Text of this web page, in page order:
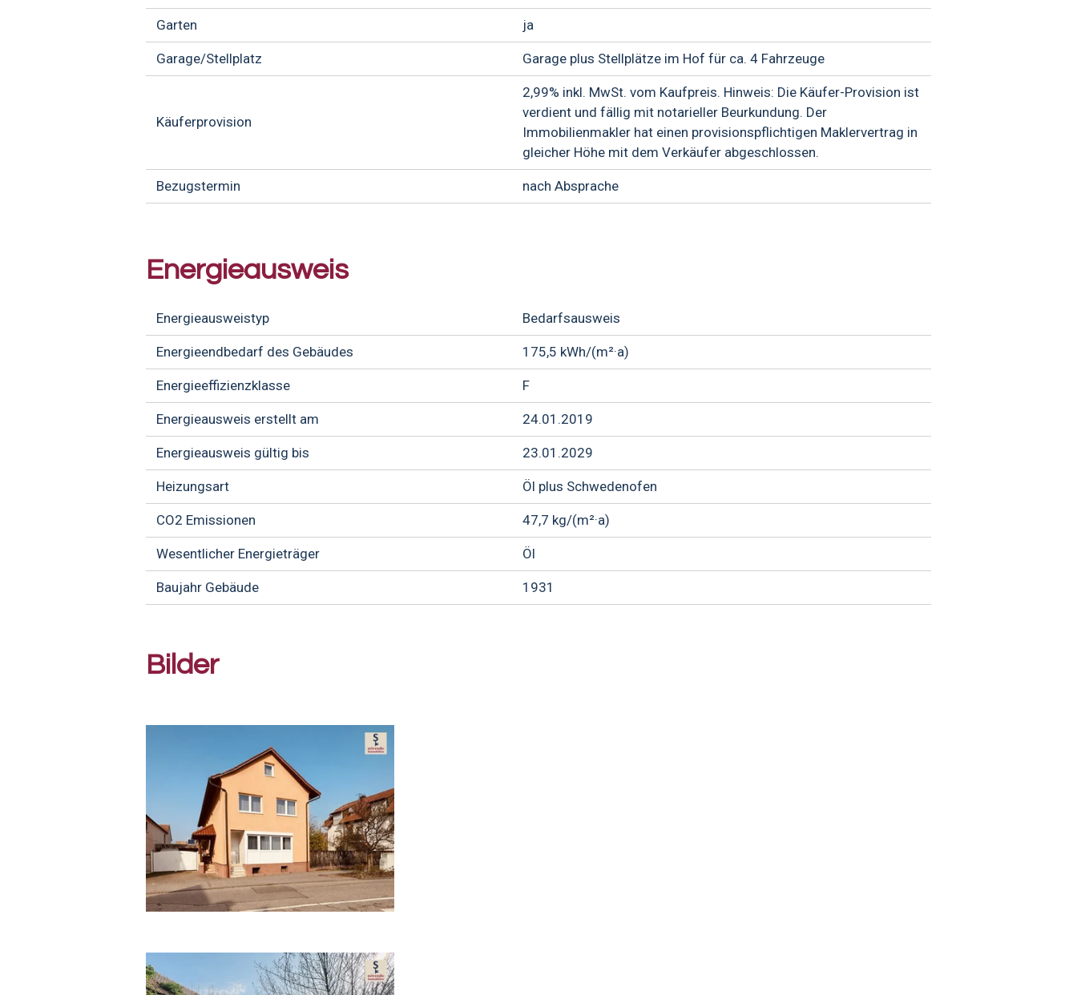
Garten ja
Garage/Stellplatz Garage plus Stellplätze im Hof für ca. 4 Fahrzeuge
Käuferprovision
2,99% inkl. MwSt. vom Kaufpreis. Hinweis: Die Käufer-Provision ist
verdient und fällig mit notarieller Beurkundung. Der
Immobilienmakler hat einen provisionspflichtigen Maklervertrag in
gleicher Höhe mit dem Verkäufer abgeschlossen.
Bezugstermin nach Absprache
Energieausweis
Energieausweistyp Bedarfsausweis
Energieendbedarf des Gebäudes 175,5 kWh/(m²·a)
Energieeffizienzklasse F
Energieausweis erstellt am 24.01.2019
Energieausweis gültig bis 23.01.2029
Heizungsart Öl plus Schwedenofen
CO2 Emissionen 47,7 kg/(m²·a)
Wesentlicher Energieträger Öl
Baujahr Gebäude 1931
Bilder